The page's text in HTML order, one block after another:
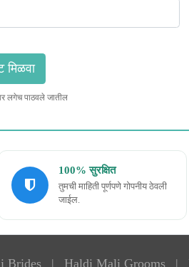
लगेच पाठवले जातील
100% सुरक्षित
तुमची माहिती पूर्णपणे गोपनीय ठेवली
जाईल.
Brides | Haldi Mali Grooms |